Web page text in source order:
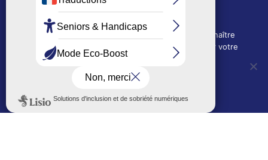
90, rue de l'Abbé Jean-Glatz
01 71 11 45 45
Mairie de quartier Les Bruyères
2, allée Marc-Birkigt
01 56 83 75 10
Voir les horaires
LES AUTRES SITES DE LA VILLE
Nous utilisons des cookies techniques pour connaître
l'évolution de l'audience du site et pour améliorer votre
expérience.
OUI, j'accepte
Politique de confidentialité